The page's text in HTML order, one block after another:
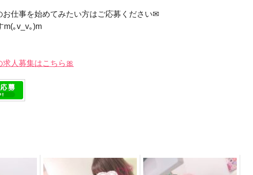
お仕事を始めてみたい方はご応募ください✉
m(｡v_v｡)m
人募集はこちら🎀